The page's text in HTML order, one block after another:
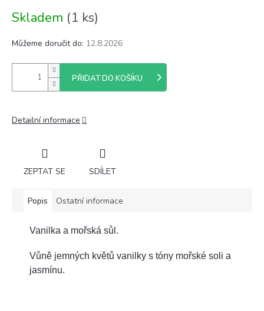
cena:
Skladem (1 ks)
Můžeme doručit do: 12.8.2026
PŘIDAT DO KOŠÍKU
Detailní informace
ZEPTAT SE SDÍLET
Popis Ostatní informace
Vanilka a mořská sůl.
Vůně jemných květů vanilky s tóny mořské soli a
jasmínu.